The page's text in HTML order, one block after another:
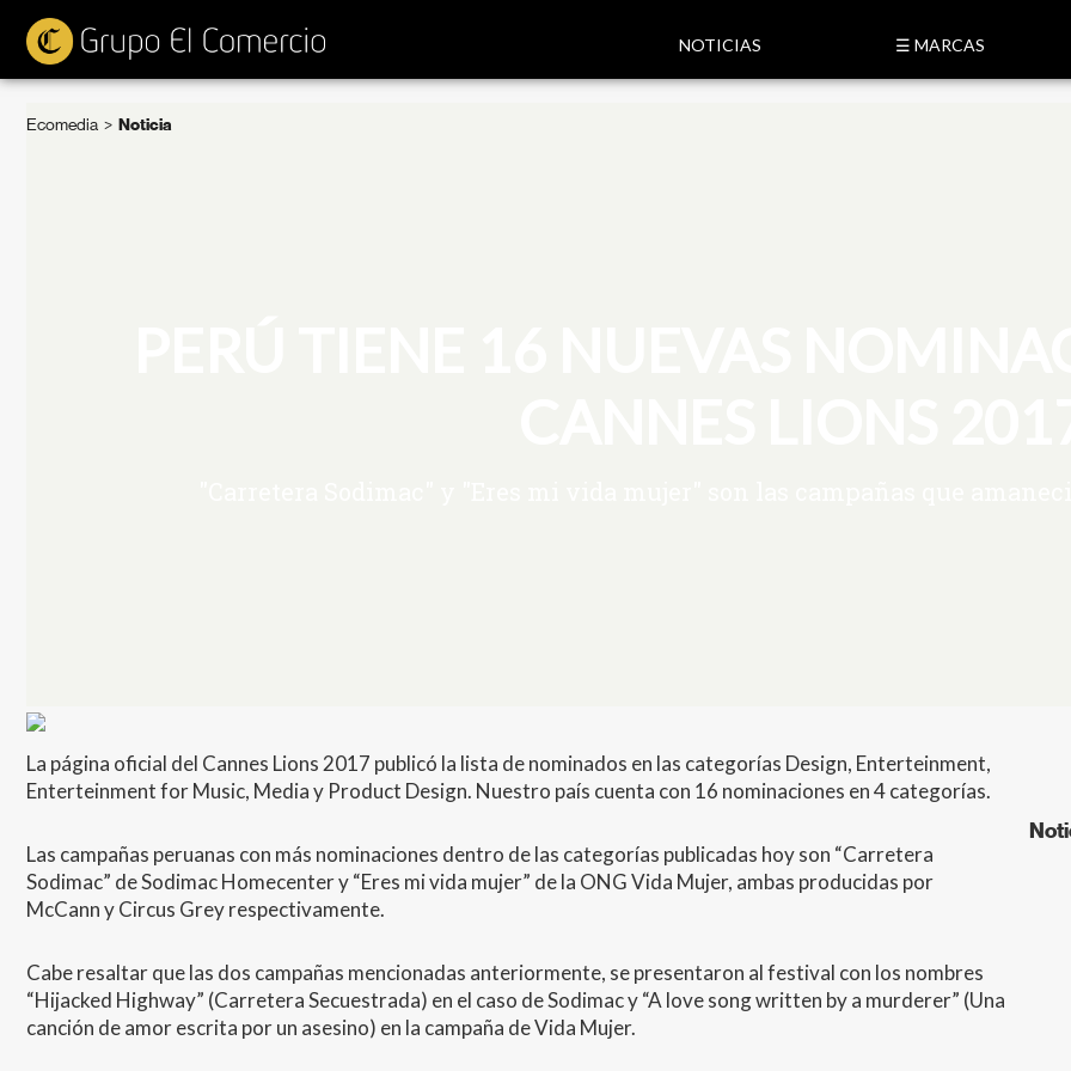
NOTICIAS ☰ MARCAS
Ecomedia > Noticia
La página oficial del Cannes Lions 2017 publicó la lista de nominados en las categorías Design, Enterteinment,
Enterteinment for Music, Media y Product Design. Nuestro país cuenta con 16 nominaciones en 4 categorías.
Las campañas peruanas con más nominaciones dentro de las categorías publicadas hoy son “Carretera
Sodimac” de Sodimac Homecenter y “Eres mi vida mujer” de la ONGVida Mujer, ambas producidas por
McCann y Circus Grey respectivamente.
Cabe resaltar que las dos campañas mencionadas anteriormente, se presentaron al festival con los nombres
“Hijacked Highway” (Carretera Secuestrada) en el caso de Sodimac y “A love song written by a murderer” (Una
canción de amor escrita por un asesino) en la campaña de Vida Mujer.